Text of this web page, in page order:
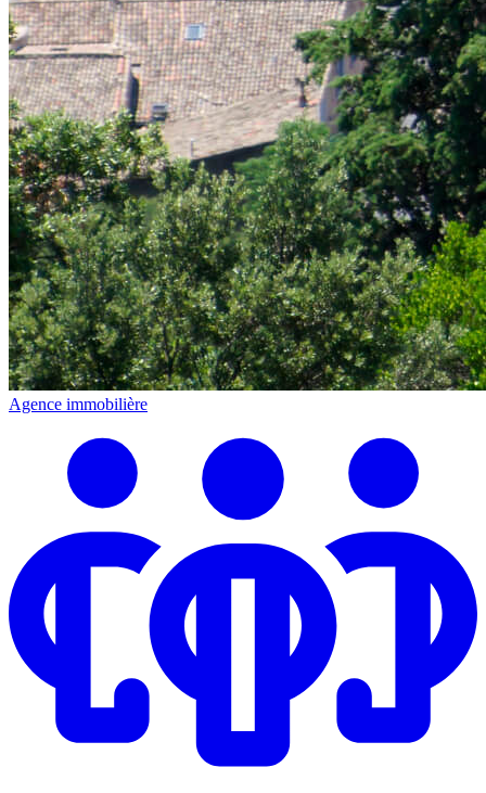
Agence immobilière